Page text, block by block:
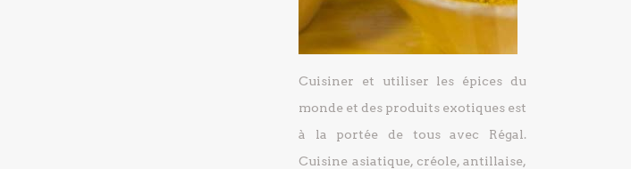
Cuisiner et utiliser les épices du
monde et des produits exotiques est
à la portée de tous avec Régal.
Cuisine asiatique, créole, antillaise,